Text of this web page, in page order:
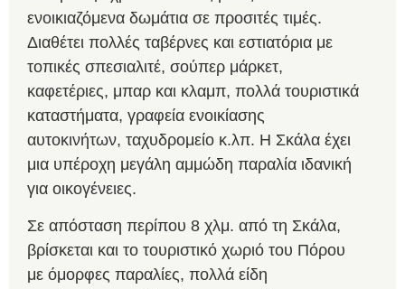
ενοικιαζόμενα δωμάτια σε προσιτές τιμές.
Διαθέτει πολλές ταβέρνες και εστιατόρια με
τοπικές σπεσιαλιτέ, σούπερ μάρκετ,
καφετέριες, μπαρ και κλαμπ, πολλά τουριστικά
καταστήματα, γραφεία ενοικίασης
αυτοκινήτων, ταχυδρομείο κ.λπ. Η Σκάλα έχει
μια υπέροχη μεγάλη αμμώδη παραλία ιδανική
για οικογένειες.
Σε απόσταση περίπου 8 χλμ. από τη Σκάλα,
βρίσκεται και το τουριστικό χωριό του Πόρου
με όμορφες παραλίες, πολλά είδη